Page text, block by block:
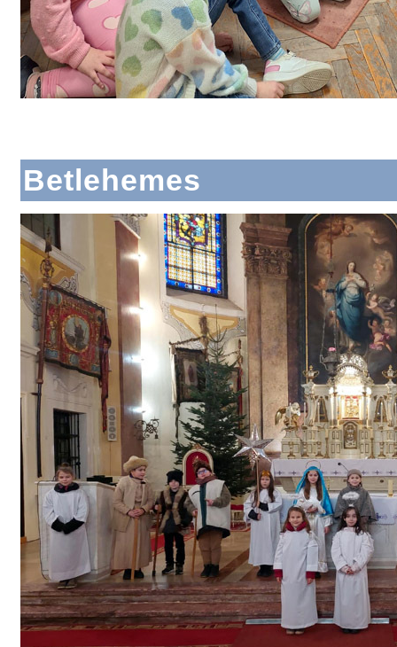
Betlehemes